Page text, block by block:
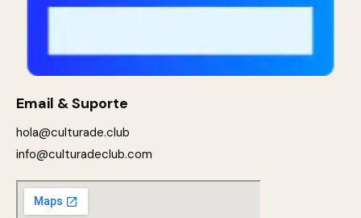
Email & Suporte
hola@culturade.club
info@culturadeclub.com